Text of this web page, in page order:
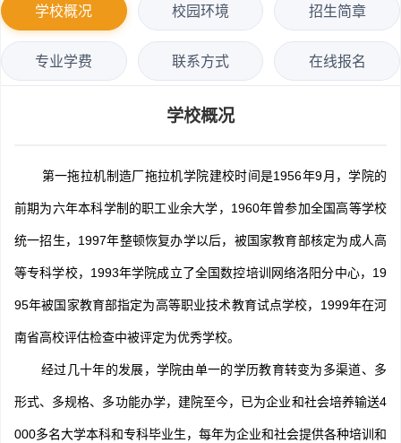
学校概况 校园环境 招生简章
专业学费 联系方式 在线报名
学校概况
第一拖拉机制造厂拖拉机学院建校时间是1956年9月，学院的
前期为六年本科学制的职工业余大学，1960年曾参加全国高等学校
统一招生，1997年整顿恢复办学以后，被国家教育部核定为成人高
等专科学校，1993年学院成立了全国数控培训网络洛阳分中心，19
95年被国家教育部指定为高等职业技术教育试点学校，1999年在河
南省高校评估检查中被评定为优秀学校。
经过几十年的发展，学院由单一的学历教育转变为多渠道、多
形式、多规格、多功能办学，建院至今，已为企业和社会培养输送4
000多名大学本科和专科毕业生，每年为企业和社会提供各种培训和